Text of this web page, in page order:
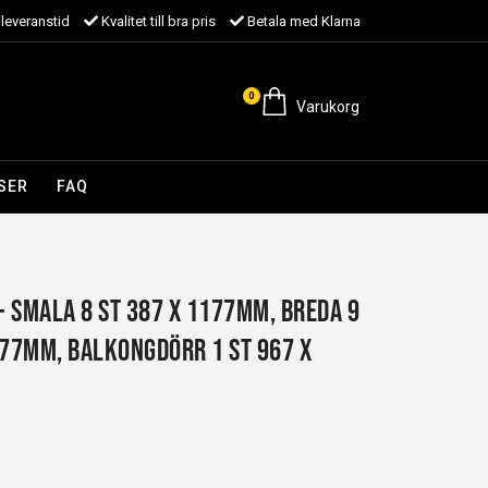
Kvalitet till bra pris Betala med Klarna
0
Varukorg
FAQ
Smala 8 st 387 x 1177mm, Breda 9
Balkongdörr 1 st 967 x